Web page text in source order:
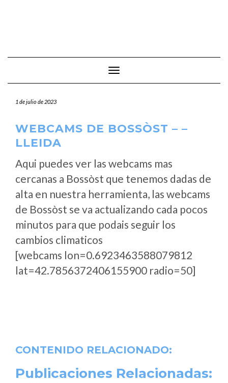
Cambiar modo de navegación
1 de julio de 2023
WEBCAMS DE BOSSÒST – –
LLEIDA
Aqui puedes ver las webcams mas
cercanas a Bossòst que tenemos dadas de
alta en nuestra herramienta, las webcams
de Bossòst se va actualizando cada pocos
minutos para que podais seguir los
cambios climaticos
[webcams lon=0.6923463588079812
lat=42.7856372406155900 radio=50]
CONTENIDO RELACIONADO:
Publicaciones Relacionadas: